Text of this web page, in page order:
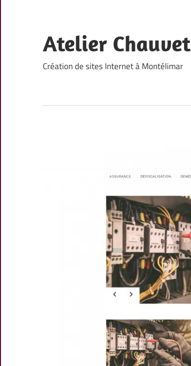
content
Atelier Chauvet
Création de sites Internet à Montélimar